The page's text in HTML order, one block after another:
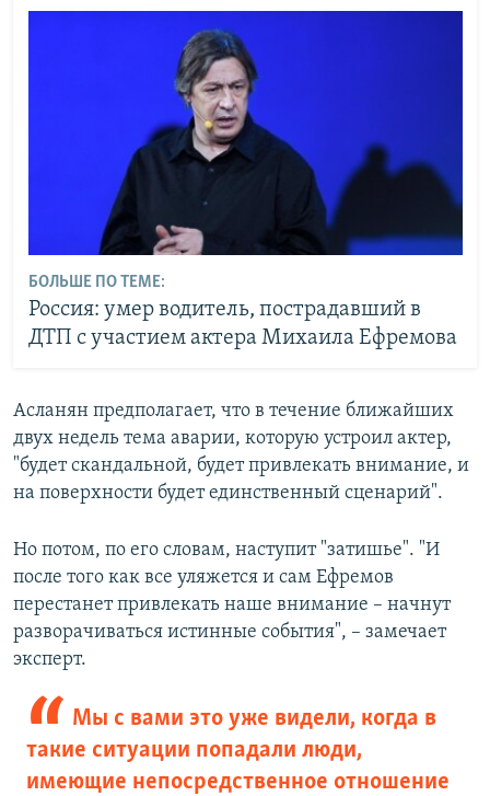
БОЛЬШЕ ПО ТЕМЕ:
Россия: умер водитель, пострадавший в
ДТП с участием актера Михаила Ефремова
Асланян предполагает, что в течение ближайших
двух недель тема аварии, которую устроил актер,
"будет скандальной, будет привлекать внимание, и
на поверхности будет единственный сценарий".
Но потом, по его словам, наступит "затишье". "И
после того как все уляжется и сам Ефремов
перестанет привлекать наше внимание – начнут
разворачиваться истинные события", – замечает
эксперт.
Мы с вами это уже видели, когда в
такие ситуации попадали люди,
имеющие непосредственное отношение